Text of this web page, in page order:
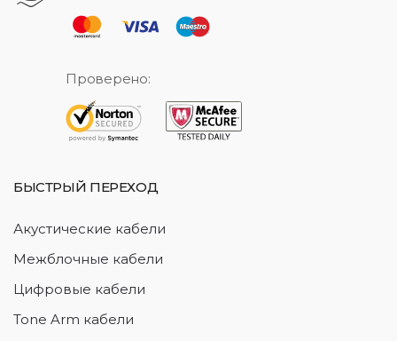
Проверено:
БЫСТРЫЙ ПЕРЕХОД
Акустические кабели
Межблочные кабели
Цифровые кабели
Tone Arm кабели